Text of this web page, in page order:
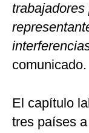
comunicado.
El capítulo
tres países